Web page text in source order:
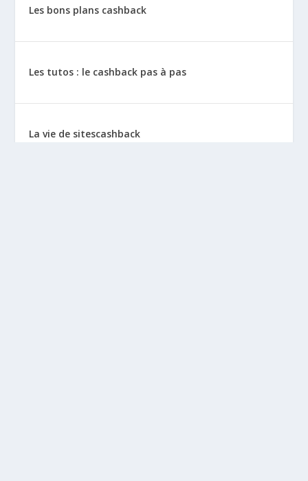
Les bons plans cashback
Les tutos : le cashback pas à pas
La vie de sitescashback